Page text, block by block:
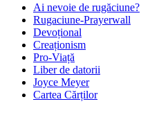
Ai nevoie de rugăciune?
Rugaciune-Prayerwall
Devoțional
Creaționism
Pro-Viață
Liber de datorii
Joyce Meyer
Cartea Cărților